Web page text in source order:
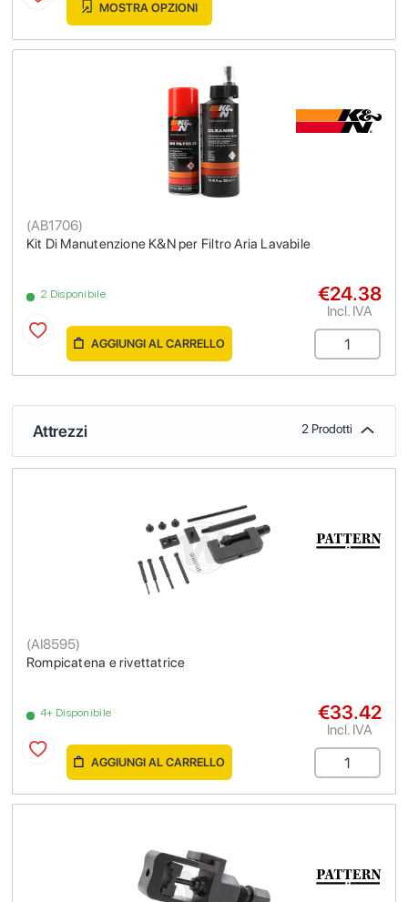
MOSTRA OPZIONI
Kit Di Manutenzione K&N per Filtro Aria Lavabile
(AB1706)
2 Disponibile €24.38
Incl. IVA
AGGIUNGI AL CARRELLO
Attrezzi 2 Prodotti
Rompicatena e rivettatrice
(AI8595)
4+ Disponibile €33.42
Incl. IVA
AGGIUNGI AL CARRELLO